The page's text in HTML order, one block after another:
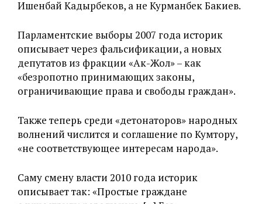
Ишенбай Кадырбеков, а не Курманбек Бакиев.
Парламентские выборы 2007 года историк
описывает через фальсификации, а новых
депутатов из фракции «‎Ак-Жол» – как
«‎безропотно принимающих законы,
ограничивающие права и свободы граждан».
Также теперь среди «‎детонаторов» народных
волнений числится и соглашение по Кумтору,
«не соответствующее интересам народа».
Саму смену власти 2010 года историк
описывает так: «‎Простые граждане